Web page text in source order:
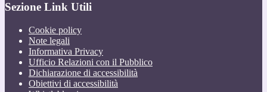
Sezione Link Utili
Cookie policy
Note legali
Informativa Privacy
Ufficio Relazioni con il Pubblico
Dichiarazione di accessibilità
Obiettivi di accessibilità